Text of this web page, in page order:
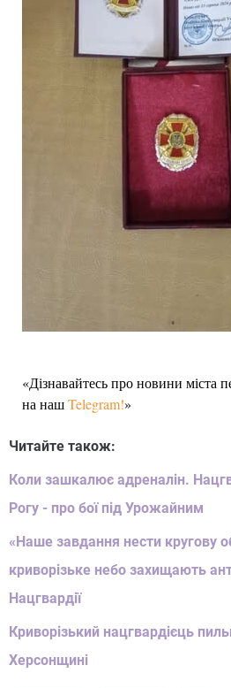
«Дізнавайтесь про новини міста
на нашTelegram!»
Читайте також:
Коли зашкалює адреналін.
Рогу - про бої під Урожайним
«Наше завдання нести кругову
криворізьке небо захищають
Нацгвардії
Криворізький нацгвардієць
Херсонщині